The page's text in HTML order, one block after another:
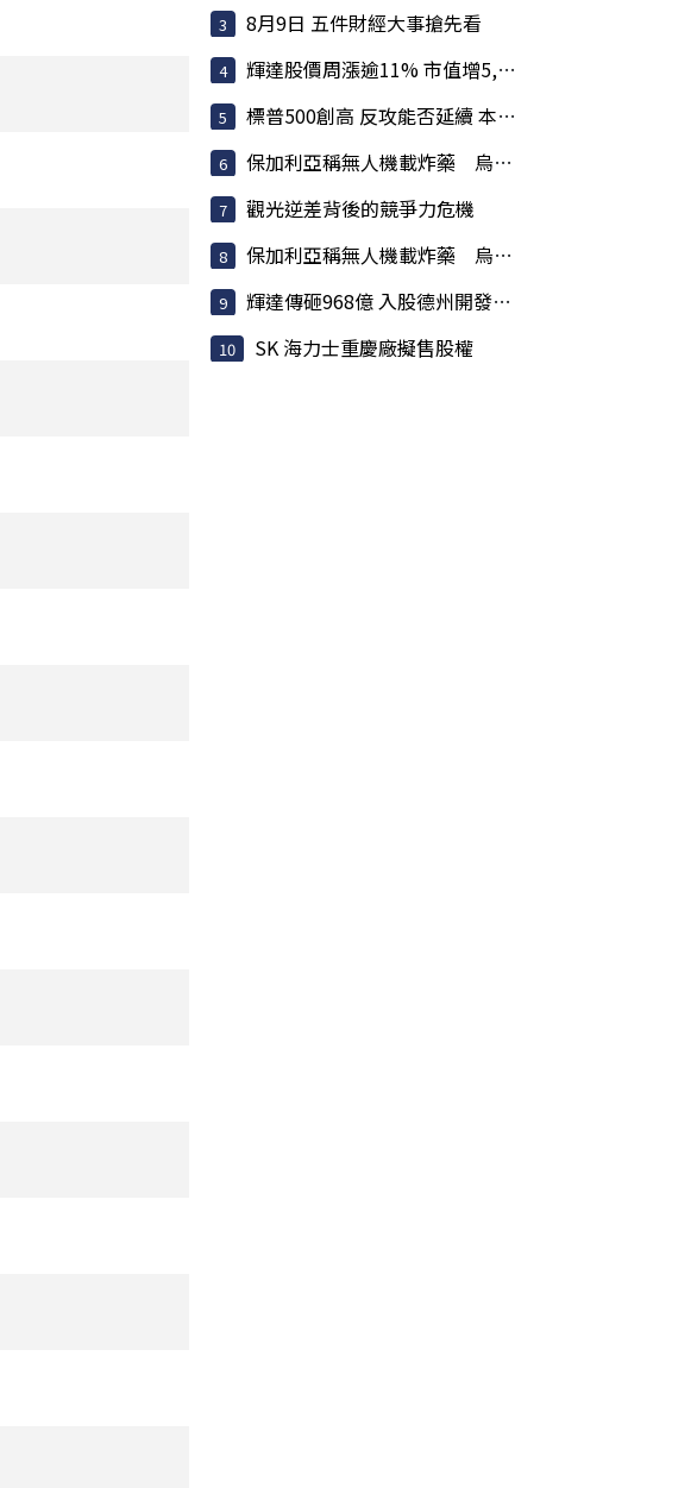
8月9日 五件財經大事搶先看
輝達股價周漲逾11% 市值增5,620億美元 寫下史上最大單周...
標普500創高 反攻能否延續 本周通膨、企業財報聚焦
保加利亞稱無人機載炸藥 烏克蘭否認蓄意攻擊
觀光逆差背後的競爭力危機
保加利亞稱無人機載炸藥 烏克蘭否認蓄意攻擊
輝達傳砸968億 入股德州開發商 Lancium 布局電力基建
SK 海力士重慶廠擬售股權